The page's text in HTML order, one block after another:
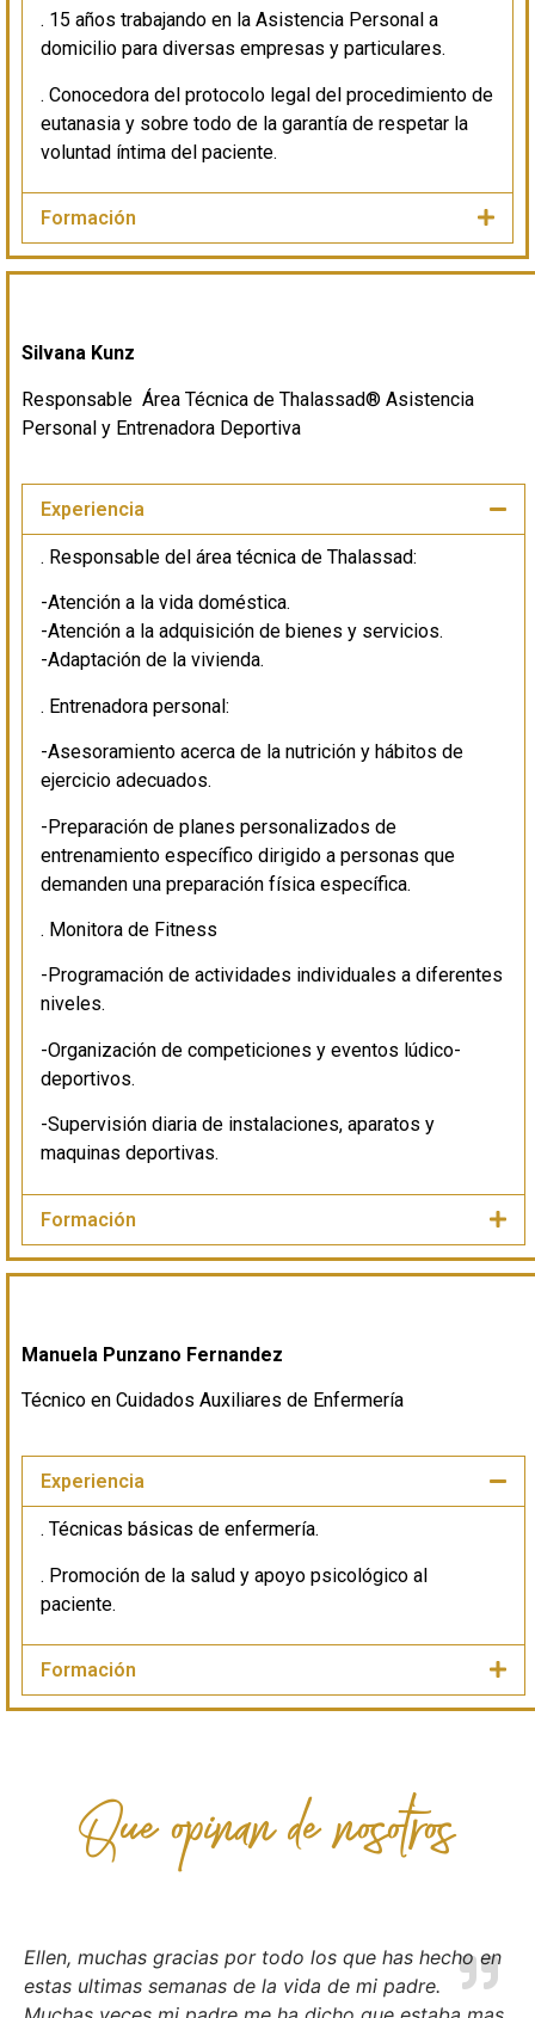
. 15 años trabajando en la Asistencia Personal a
domicilio para diversas empresas y particulares.
. Conocedora del protocolo legal del procedimiento de
eutanasia y sobre todo de la garantía de respetar la
voluntad íntima del paciente.
Formación
Silvana Kunz
Responsable Área Técnica de Thalassad® Asistencia
Personal y Entrenadora Deportiva
Experiencia
. Responsable del área técnica de Thalassad:
-Atención a la vida doméstica.
-Atención a la adquisición de bienes y servicios.
-Adaptación de la vivienda.
. Entrenadora personal:
-Asesoramiento acerca de la nutrición y hábitos de
ejercicio adecuados.
-Preparación de planes personalizados de
entrenamiento específico dirigido a personas que
demanden una preparación física específica.
. Monitora de Fitness
-Programación de actividades individuales a diferentes
niveles.
-Organización de competiciones y eventos lúdico-
deportivos.
-Supervisión diaria de instalaciones, aparatos y
maquinas deportivas.
Formación
Manuela Punzano Fernandez
Técnico en Cuidados Auxiliares de Enfermería
Experiencia
. Técnicas básicas de enfermería.
. Promoción de la salud y apoyo psicológico al
paciente.
Formación
Que opinan de nosotros
Ellen, muchas gracias por todo los que has hecho en
estas ultimas semanas de la vida de mi padre.